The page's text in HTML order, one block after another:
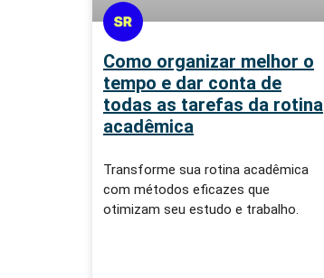
Como organizar melhor o
tempo e dar conta de
todas as tarefas da rotina
acadêmica
Transforme sua rotina acadêmica
com métodos eficazes que
otimizam seu estudo e trabalho.